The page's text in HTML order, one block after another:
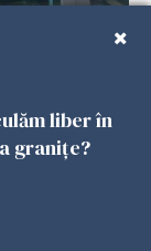
liber în
granițe?